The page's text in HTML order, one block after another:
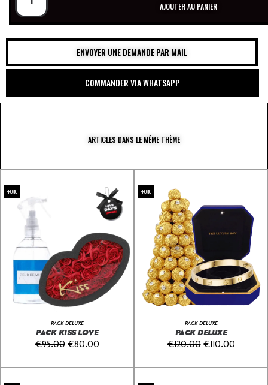
AJOUTER AU PANIER
ENVOYER UNE DEMANDE PAR MAIL
COMMANDER VIA WHATSAPP
ARTICLES DANS LE MÊME THÈME
PROMO
PACK DELUXE
PACK KISS LOVE
€95.00 €80.00
PROMO
PACK DELUXE
PACK DELUXE
€120.00 €110.00